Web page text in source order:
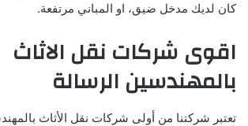
كان لديك مدخل ضيق، او المباني مرتفعة.
اقوى شركات نقل الاثاث
بالمهندسين الرسالة
تعتبر شركتنا من أولى شركات نقل الأثاث